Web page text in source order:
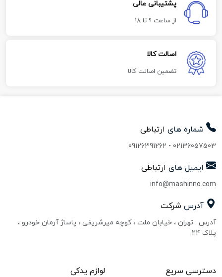
پشتیبانی عالی
از ساعت 9 تا 18
اصالت کالا
تضمین اصالت کالا
شماره های ارتباطی
02136057503
-
09126391262
ایمیل های ارتباطی
info@mashinno.com
آدرس شرکت
آدرس : تهران ، خیابان ملت ، کوچه میرشریفی ، پاساژ آرمان خودرو ،
پلاک ۲۴
دسترسی سریع لوازم یدکی